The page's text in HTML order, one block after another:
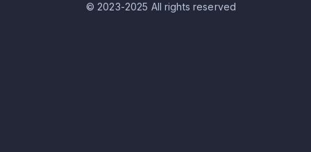
© 2023-2025 All rights reserved